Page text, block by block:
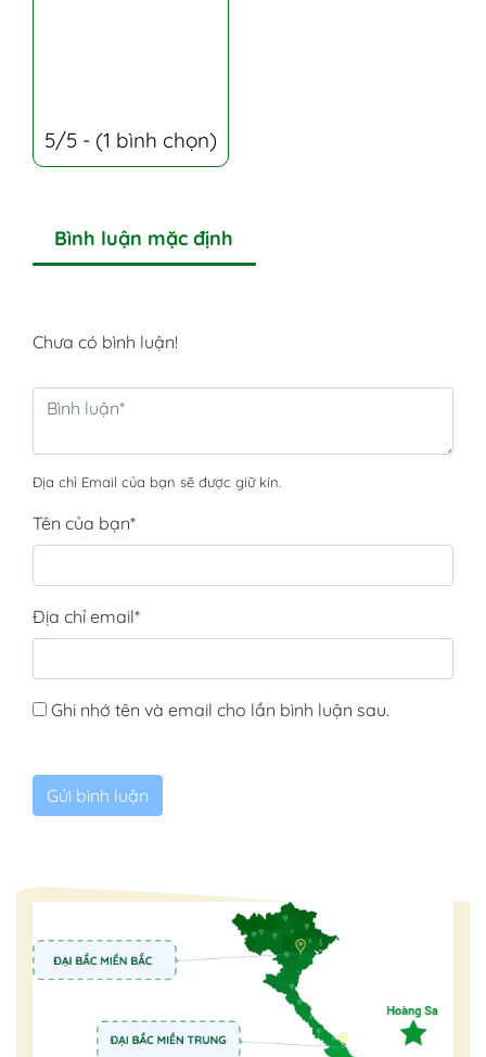
5/5 - (1 bình chọn)
Bình luận mặc định
Chưa có bình luận!
Địa chỉ Email của bạn sẽ được giữ kín.
Tên của bạn*
Địa chỉ email*
Ghi nhớ tên và email cho lần bình luận sau.